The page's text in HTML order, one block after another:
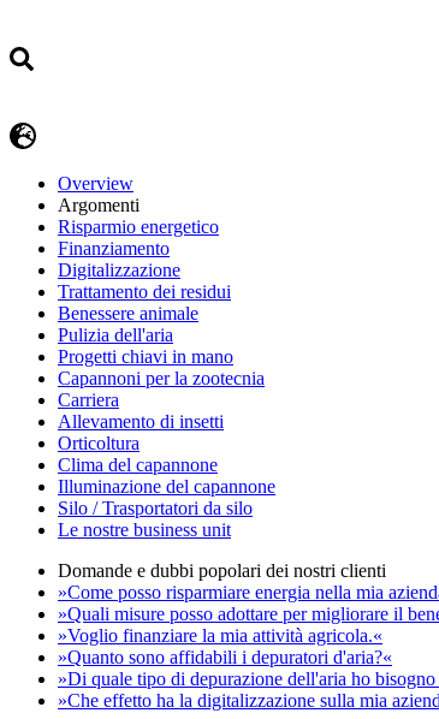
Overview
Argomenti
Risparmio energetico
Finanziamento
Digitalizzazione
Trattamento dei residui
Benessere animale
Pulizia dell'aria
Progetti chiavi in mano
Capannoni per la zootecnia
Carriera
Allevamento di insetti
Orticoltura
Clima del capannone
Illuminazione del capannone
Silo / Trasportatori da silo
Le nostre business unit
Domande e dubbi popolari dei nostri clienti
»Come posso risparmiare energia nella mia
»Quali misure posso adottare per migliorare il
»Voglio finanziare la mia attività agricola.«
»Quanto sono affidabili i depuratori d'aria?«
»Di quale tipo di depurazione dell'aria ho
»Che effetto ha la digitalizzazione sulla mia